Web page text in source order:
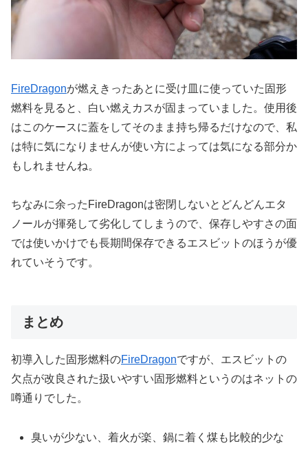
FireDragonが燃えきったあとに受け皿に使っていた固形
燃料を見ると、白い燃えカスが固まっていました。使用後
はこのケースに蓋をしてそのまま持ち帰るだけなので、私
は特に気になりませんが使い方によっては気になる部分か
もしれませんね。
ちなみに余ったFireDragonは密閉しないとどんどんエタ
ノールが揮発して劣化してしまうので、保存しやすさの面
では使いかけでも長期間保存できるエスビットのほうが優
れていそうです。
まとめ
初導入した固形燃料のFireDragonですが、エスビットの
欠点が改良された扱いやすい固形燃料というのはネットの
噂通りでした。
臭いが少ない、着火が楽、鍋に着く煤も比較的少な